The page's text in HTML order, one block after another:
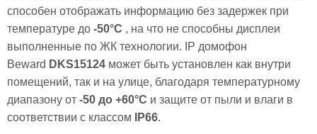
способен отображать информацию без задержек при
температуре до -50°C , на что не способны дисплеи
выполненные по ЖК технологии. IP домофон
Beward DKS15124 может быть установлен как внутри
помещений, так и на улице, благодаря температурному
диапазону от -50 до +60°C и защите от пыли и влаги в
соответствии с классом
IP66.